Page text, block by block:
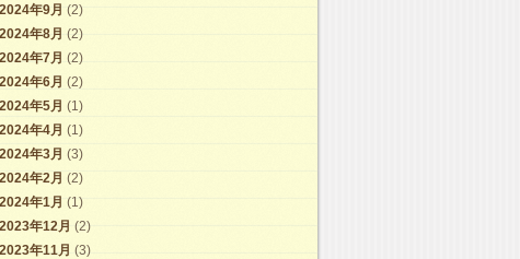
2024年9月 (2)
2024年8月 (2)
2024年7月 (2)
2024年6月 (2)
2024年5月 (1)
2024年4月 (1)
2024年3月 (3)
2024年2月 (2)
2024年1月 (1)
2023年12月 (2)
2023年11月 (3)